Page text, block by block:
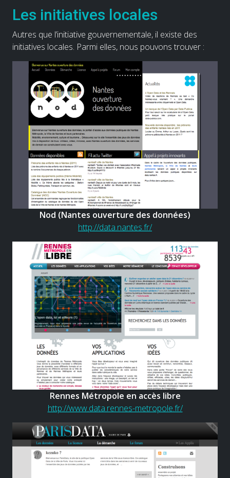
Les initiatives locales
Autres que l’initiative gouvernementale, il existe des
initiatives locales. Parmi elles, nous pouvons trouver :
Nod (Nantes ouverture des données)
http://data.nantes.fr/
Rennes Métropole en accès libre
http://www.data.rennes-metropole.fr/